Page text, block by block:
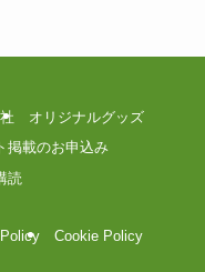
オリジナルグッズ
掲載のお申込み
読
Cookie Policy